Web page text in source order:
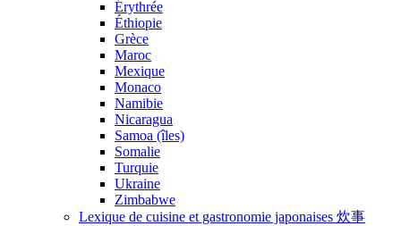
Érythrée
Éthiopie
Grèce
Maroc
Mexique
Monaco
Namibie
Nicaragua
Samoa (îles)
Somalie
Turquie
Ukraine
Zimbabwe
Lexique de cuisine et gastronomie japonaises 炊事